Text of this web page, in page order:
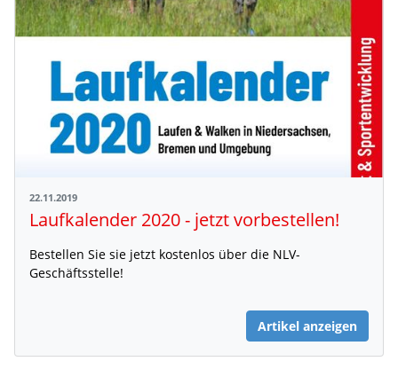
22.11.2019
Laufkalender 2020 - jetzt vorbestellen!
Bestellen Sie sie jetzt kostenlos über die NLV-
Geschäftsstelle!
Artikel anzeigen